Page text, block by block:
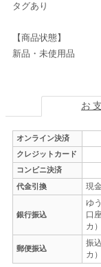
タグあり
【商品状態】
新品・未使用品
お
オンライン決済
クレジットカード
コンビニ決済
代金引換
現
銀行振込
ゆ
口
カ
郵便振込
振
カ